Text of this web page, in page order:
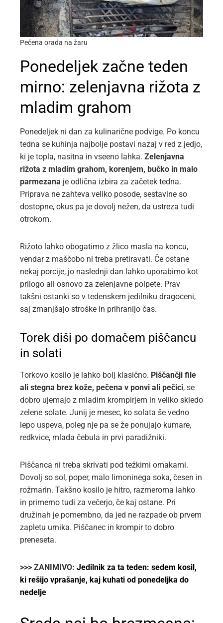
Pečena orada na žaru
Ponedeljek začne teden
mirno: zelenjavna rižota z
mladim grahom
Ponedeljek ni dan za kulinarične podvige. Po koncu
tedna se kuhinja najbolje postavi nazaj v red z jedjo,
ki je topla, nasitna in vseeno lahka. Zelenjavna
rižota z mladim grahom, korenjem, bučko in malo
parmezana je odlična izbira za začetek tedna.
Priprava ne zahteva veliko posode, sestavine so
dostopne, okus pa je dovolj nežen, da ustreza tudi
otrokom.
Rižoto lahko obogatimo z žlico masla na koncu,
vendar z maščobo ni treba pretiravati. Če ostane
nekaj porcije, jo naslednji dan lahko uporabimo kot
prilogo ali osnovo za zelenjavne polpete. Prav
takšni ostanki so v tedenskem jedilniku dragoceni,
saj zmanjšajo stroške in prihranijo čas.
Torek diši po domačem piščancu
in solati
Torkovo kosilo je lahko bolj klasično. Piščančji file
ali stegna brez kože, pečena v ponvi ali pečici, se
dobro ujemajo z mladim krompirjem in veliko skledo
zelene solate. Junij je mesec, ko solata še vedno
lepo uspeva, poleg nje pa se že ponujajo kumare,
redkvice, mlada čebula in prvi paradižniki.
Piščanca ni treba skrivati pod težkimi omakami.
Dovolj so sol, poper, malo limoninega soka, česen in
rožmarin. Takšno kosilo je hitro, razmeroma lahko
in primerno tudi za večerjo, če kaj ostane. Pri
družinah je pomembno, da jed ne razpade ob prvem
zapletu urnika. Piščanec in krompir to dobro
preneseta.
>>> ZANIMIVO: Jedilnik za ta teden: sedem kosil,
ki rešijo vprašanje, kaj kuhati od ponedeljka do
nedelje